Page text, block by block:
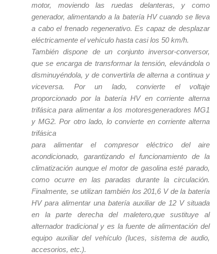
motor, moviendo las ruedas delanteras, y como
generador, alimentando a la batería HV cuando se lleva
a cabo el frenado regenerativo. Es capaz de desplazar
eléctricamente el vehículo hasta casi los 50 km/h.
También dispone de un conjunto inversor-conversor,
que se encarga de transformar la tensión, elevándola o
disminuyéndola, y de convertirla de alterna a continua y
viceversa. Por un lado, convierte el voltaje
proporcionado por la batería HV en corriente alterna
trifásica para alimentar a los motoresgeneradores MG1
y MG2. Por otro lado, lo convierte en corriente alterna
trifásica
para alimentar el compresor eléctrico del aire
acondicionado, garantizando el funcionamiento de la
climatización aunque el motor de gasolina esté parado,
como ocurre en las paradas durante la circulación.
Finalmente, se utilizan también los 201,6 V de la batería
HV para alimentar una batería auxiliar de 12 V situada
en la parte derecha del maletero,que sustituye al
alternador tradicional y es la fuente de alimentación del
equipo auxiliar del vehículo (luces, sistema de audio,
accesorios, etc.).